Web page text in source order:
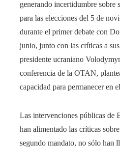
generando incertidumbre sobre
para las elecciones del 5 de
durante el primer debate con
junio, junto con las críticas a
presidente ucraniano
conferencia de la OTAN,
capacidad para permanecer en
Las intervenciones públicas de
han alimentado las críticas
segundo mandato, no sólo han